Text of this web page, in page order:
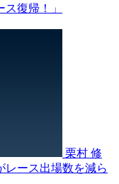
復帰！」
栗村 修
レース出場数を減ら